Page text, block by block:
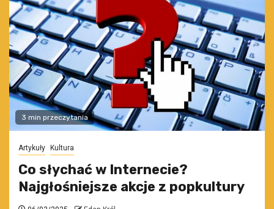
3 min przeczytania
Artykuły Kultura
Co słychać w Internecie?
Najgłośniejsze akcje z popkultury